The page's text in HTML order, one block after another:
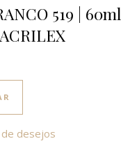
519 | 60ml
desejos